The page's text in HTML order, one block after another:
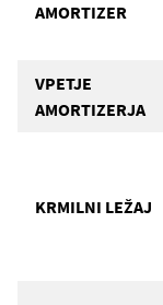
AMORTIZER
VPETJE
AMORTIZERJA
KRMILNI LEŽAJ